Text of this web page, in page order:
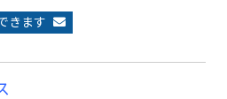
きます